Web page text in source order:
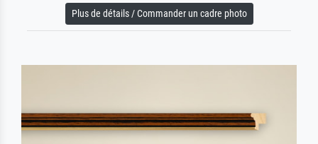
Plus de détails / Commander un cadre photo